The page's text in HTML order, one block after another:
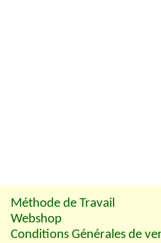
Méthode de Travail
Webshop
Conditions Générales de